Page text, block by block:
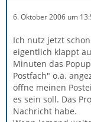
6. Oktober 2006 um
Ich nutz jetzt
eigentlich klappt
Minuten das
Postfach" o.ä.
öffne meinen
es sein soll. Das
Nachricht habe.